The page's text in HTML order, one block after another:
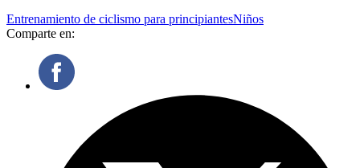
Entrenamiento de ciclismo para principiantesNiños
Comparte en: